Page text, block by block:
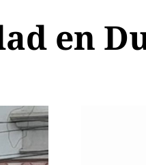
en